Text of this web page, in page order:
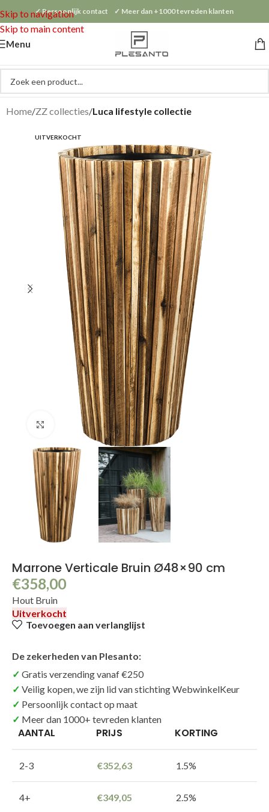
Skip to navigation
Skip to main content
✓ Persoonlijk contact ✓ Meer dan +1000 tevreden klanten
Menu
Home ZZ collecties Luca lifestyle collectie
UITVERKOCHT
Klik om te vergroten
Marrone Verticale Bruin Ø48×90 cm
€358,00
Hout Bruin
Uitverkocht
Toevoegen aan verlanglijst
De zekerheden van Plesanto:
Gratis verzending vanaf €250
Veilig kopen, we zijn lid van stichting WebwinkelKeur
Persoonlijk contact op maat
Meer dan 1000+ tevreden klanten
AANTAL PRIJS KORTING
2-3 €352,63 1.5%
4+ €349,05 2.5%